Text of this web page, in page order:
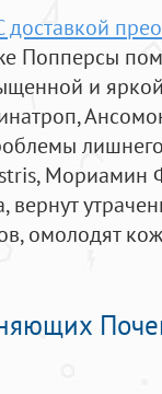
доставкой
Попперсы
и
Мориамин
омолодят